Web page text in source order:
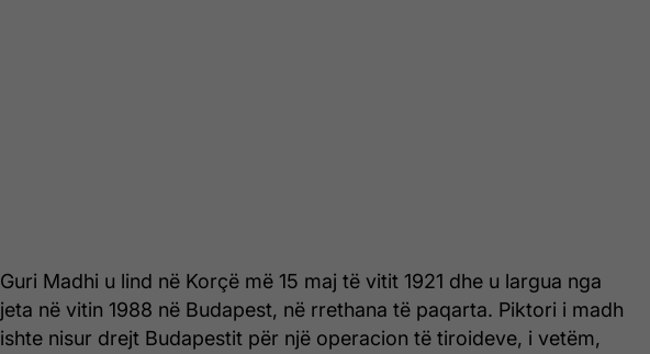
Guri Madhi u lind në Korçë më 15 maj të vitit 1921 dhe u largua nga
jeta në vitin 1988 në Budapest, në rrethana të paqarta. Piktori i madh
ishte nisur drejt Budapestit për një operacion të tiroideve, i vetëm,